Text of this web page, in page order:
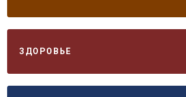
ЗДОРОВЬЕ